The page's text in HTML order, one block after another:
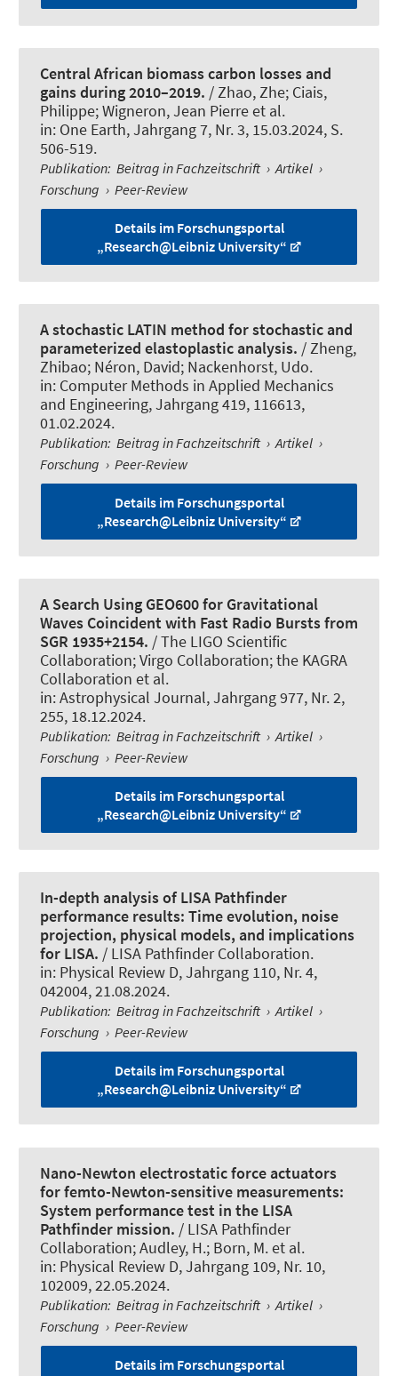
Central African biomass carbon losses and
gains during 2010–2019. / Zhao, Zhe; Ciais,
Philippe; Wigneron, Jean Pierre et al.
in: One Earth, Jahrgang 7, Nr. 3, 15.03.2024, S.
506-519.
Publikation: Beitrag in Fachzeitschrift › Artikel ›
Forschung › Peer-Review
Details im Forschungsportal
„Research@Leibniz University“
A stochastic LATIN method for stochastic and
parameterized elastoplastic analysis. / Zheng,
Zhibao; Néron, David; Nackenhorst, Udo.
in: Computer Methods in Applied Mechanics
and Engineering, Jahrgang 419, 116613,
01.02.2024.
Publikation: Beitrag in Fachzeitschrift › Artikel ›
Forschung › Peer-Review
Details im Forschungsportal
„Research@Leibniz University“
A Search Using GEO600 for Gravitational
Waves Coincident with Fast Radio Bursts from
SGR 1935+2154. / The LIGO Scientific
Collaboration; Virgo Collaboration; the KAGRA
Collaboration et al.
in:Astrophysical Journal, Jahrgang 977, Nr. 2,
255, 18.12.2024.
Publikation: Beitrag in Fachzeitschrift › Artikel ›
Forschung › Peer-Review
Details im Forschungsportal
„Research@Leibniz University“
In-depth analysis of LISA Pathfinder
performance results: Time evolution, noise
projection, physical models, and implications
for LISA. / LISA Pathfinder Collaboration.
in: Physical Review D, Jahrgang 110, Nr. 4,
042004, 21.08.2024.
Publikation: Beitrag in Fachzeitschrift › Artikel ›
Forschung › Peer-Review
Details im Forschungsportal
„Research@Leibniz University“
Nano-Newton electrostatic force actuators
for femto-Newton-sensitive measurements:
System performance test in the LISA
Pathfinder mission. / LISA Pathfinder
Collaboration; Audley, H.; Born, M. et al.
in: Physical Review D, Jahrgang 109, Nr. 10,
102009, 22.05.2024.
Publikation: Beitrag in Fachzeitschrift › Artikel ›
Forschung › Peer-Review
Details im Forschungsportal